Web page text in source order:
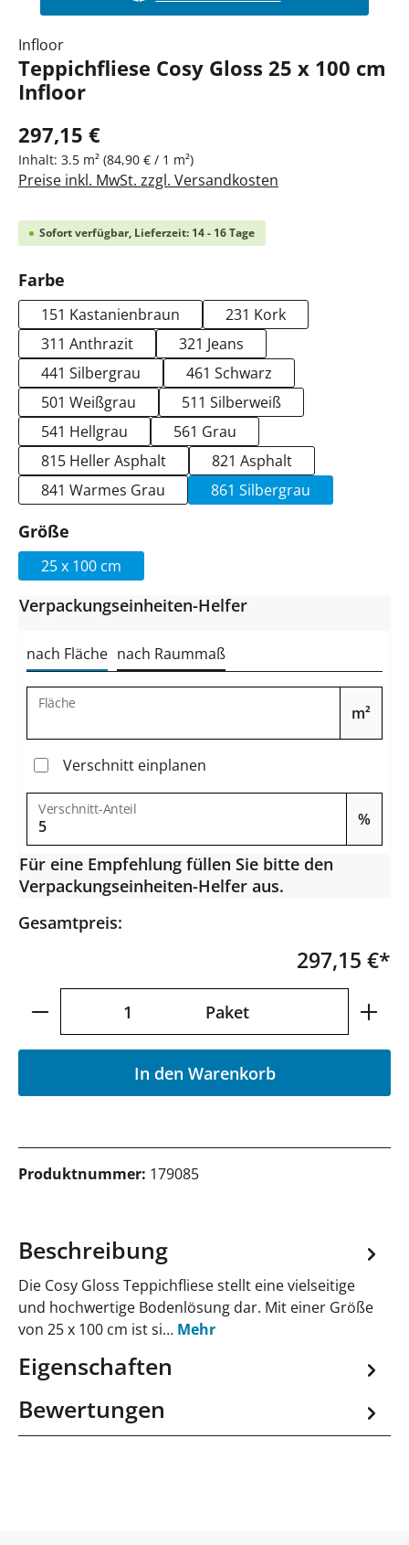
Infloor
Teppichfliese Cosy Gloss 25 x 100 cm
Infloor
297,15 €
Inhalt: 3.5 m² (84,90 € / 1 m²)
Preise inkl. MwSt. zzgl. Versandkosten
Sofort verfügbar, Lieferzeit: 14 - 16 Tage
Farbe
151 Kastanienbraun
231 Kork
311 Anthrazit
321 Jeans
441 Silbergrau
461 Schwarz
501 Weißgrau
511 Silberweiß
541 Hellgrau
561 Grau
815 Heller Asphalt
821 Asphalt
841 Warmes Grau
861 Silbergrau
Größe
25 x 100 cm
Verpackungseinheiten-Helfer
nach Fläche nach Raummaß
Fläche
m²
Verschnitt einplanen
Verschnitt-Anteil
%
Für eine Empfehlung füllen Sie bitte den
Verpackungseinheiten-Helfer aus.
Gesamtpreis:
297,15 €*
Produkt Anzahl: Gib den gewünschten
Paket
In den Warenkorb
Produktnummer: 179085
Beschreibung
Die Cosy Gloss Teppichfliese stellt eine vielseitige
und hochwertige Bodenlösung dar. Mit einer Größe
von 25 x 100 cm ist si… Mehr
Eigenschaften
Bewertungen